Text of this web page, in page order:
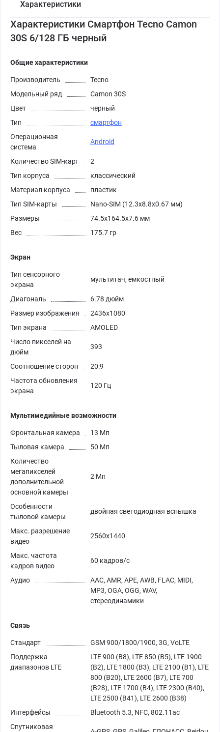
Характеристики
Характеристики Смартфон Tecno Camon
30S 6/128 ГБ черный
Общие характеристики
Производитель
Tecno
Модельный ряд
Camon 30S
Цвет
черный
Тип
смартфон
Операционная
система
Android
Количество SIM-карт
2
Тип корпуса
классический
Материал корпуса
пластик
Тип SIM-карты
Nano-SIM (12.3x8.8x0.67 мм)
Размеры
74.5x164.5x7.6 мм
Вес
175.7 гр
Экран
Тип сенсорного
экрана
мультитач, емкостный
Диагональ
6.78 дюйм
Размер изображения
2436x1080
Тип экрана
AMOLED
Число пикселей на
дюйм
393
Соотношение сторон
20:9
Частота обновления
экрана
120 Гц
Мультимедийные возможности
Фронтальная камера
13 Мп
Тыловая камера
50 Мп
Количество
мегапикселей
дополнительной
основной камеры
2 Мп
Особенности
тыловой камеры
двойная светодиодная вспышка
Макс. разрешение
видео
2560x1440
Макс. частота
кадров видео
60 кадров/с
Аудио
AAC, AMR, APE, AWB, FLAC, MIDI,
MP3, OGA, OGG, WAV,
стереодинамики
Связь
Стандарт
GSM 900/1800/1900, 3G, VoLTE
Поддержка
диапазонов LTE
LTE 900 (B8), LTE 850 (B5), LTE 1900
(B2), LTE 1800 (B3), LTE 2100 (B1), LTE
800 (B20), LTE 2600 (B7), LTE 700
(B28), LTE 1700 (B4), LTE 2300 (B40),
LTE 2500 (B41), LTE 2600 (B38)
Интерфейсы
Bluetooth 5.3, NFC, 802.11ac
Спутниковая